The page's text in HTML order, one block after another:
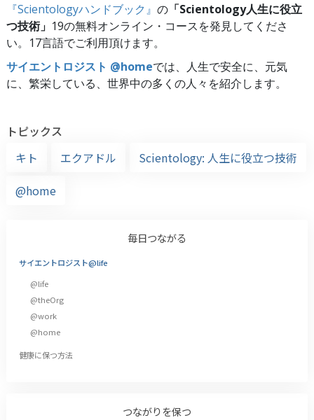
『Scientologyハンドブック』 の 「Scientology人生に役立
つ技術」 19の無料オンライン・コースを発見してくださ
い。17言語でご利用頂けます。
サイエントロジスト @homeでは、人生で安全に、元気
に、繁栄している、世界中の多くの人々を紹介します。
トピックス
キト
エクアドル
Scientology: 人生に役立つ技術
@home
毎日つながる
サイエントロジスト@life
@life
@theOrg
@work
@home
健康に保つ方法
つながりを保つ